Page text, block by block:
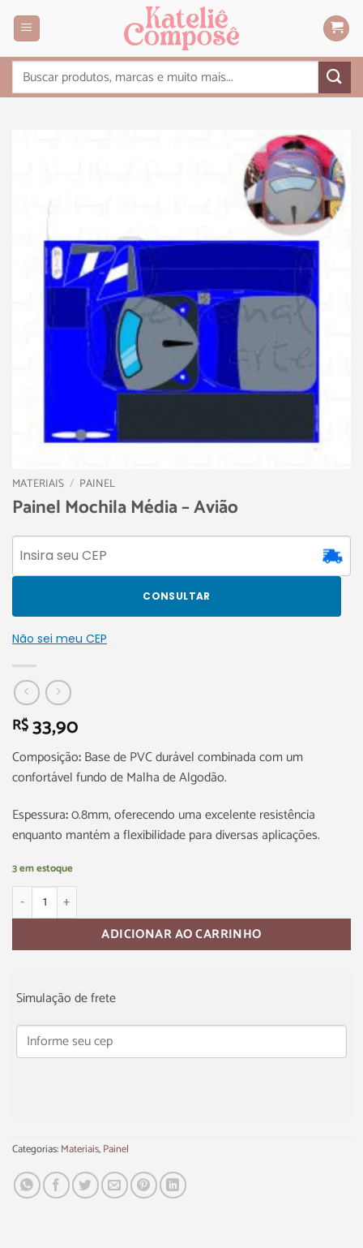
MATERIAIS / PAINEL
Painel Mochila Média – Avião
CONSULTAR
Não sei meu CEP
R$33,90
Composição:Base de PVC durável combinada com um
confortável fundo de Malha de Algodão.
Espessura:0.8mm, oferecendo uma excelente resistência
enquanto mantém a flexibilidade para diversas aplicações.
3 em estoque
ADICIONAR AO CARRINHO
Simulação de frete
Categorias:Materiais,Painel